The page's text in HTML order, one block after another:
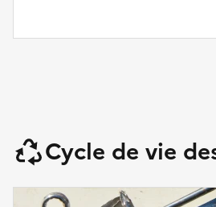
Cycle de vie